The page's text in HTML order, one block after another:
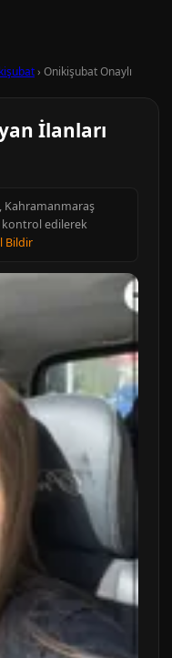
› Onikişubat Onaylı
İlanları
Kahramanmaraş
edilerek
Bildir